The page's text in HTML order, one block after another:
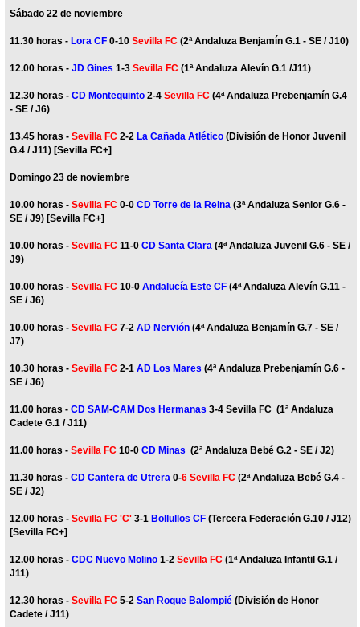
Sábado 22 de noviembre
11.30 horas - Lora CF0-10Sevilla FC (2ª Andaluza Benjamín G.1 - SE / J10)
12.00 horas - JD Gines1-3 Sevilla FC (1ª Andaluza Alevín G.1 /J11)
12.30 horas -CD Montequinto 2-4Sevilla FC (4ª Andaluza Prebenjamín G.4
- SE / J6)
13.45 horas -Sevilla FC 2-2 La Cañada Atlético(División de Honor Juvenil
G.4 / J11) [Sevilla FC+]
Domingo 23 de noviembre
10.00 horas -Sevilla FC 0-0CD Torre de la Reina(3ª Andaluza Senior G.6 -
SE / J9) [Sevilla FC+]
10.00 horas - Sevilla FC11-0 CD Santa Clara (4ª Andaluza Juvenil G.6 - SE /
J9)
10.00 horas -Sevilla FC 10-0 Andalucía Este CF(4ª Andaluza Alevín G.11 -
SE / J6)
10.00 horas - Sevilla FC7-2AD Nervión (4ª Andaluza Benjamín G.7 - SE /
J7)
10.30 horas -Sevilla FC 2-1AD Los Mares (4ª Andaluza Prebenjamín G.6 -
SE / J6)
11.00 horas - CD SAM-CAM Dos Hermanas 3-4 Sevilla FC (1ª Andaluza
Cadete G.1 / J11)
11.00 horas - Sevilla FC 10-0 CD Minas (2ª Andaluza Bebé G.2 - SE / J2)
11.30 horas -CD Cantera de Utrera 0-6 Sevilla FC(2ª Andaluza Bebé G.4 -
SE / J2)
12.00 horas -Sevilla FC 'C' 3-1Bollullos CF (Tercera Federación G.10 / J12)
[Sevilla FC+]
12.00 horas - CDC Nuevo Molino 1-2Sevilla FC(1ª Andaluza Infantil G.1 /
J11)
12.30 horas -Sevilla FC5-2 San Roque Balompié (División de Honor
Cadete / J11)